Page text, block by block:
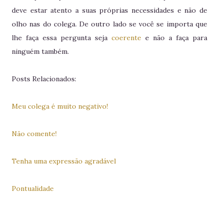
deve estar atento a suas próprias necessidades e não de
olho nas do colega. De outro lado se você se importa que
lhe faça essa pergunta seja coerente e não a faça para
ninguém também.
Posts Relacionados:
Meu colega é muito negativo!
Não comente!
Tenha uma expressão agradável
Pontualidade